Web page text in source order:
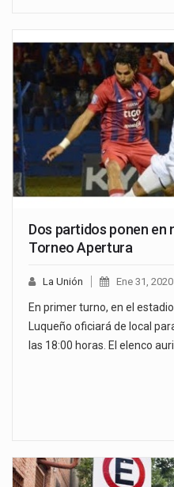
Dos partidos ponen en
Torneo Apertura
La Unión Ene 31, 2020
En primer turno, en el
Luqueño oficiará de local
las 18:00 horas. El elenco